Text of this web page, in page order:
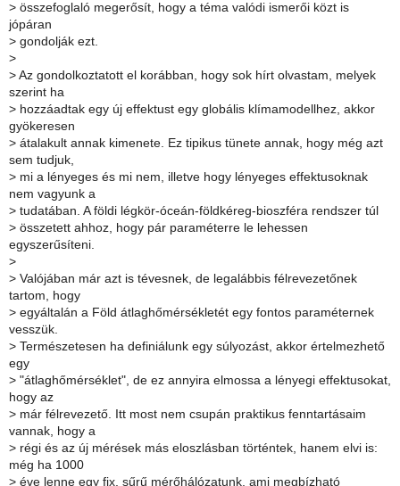
> összefoglaló megerősít, hogy a téma valódi ismerői közt is
jópáran
> gondolják ezt.
>
> Az gondolkoztatott el korábban, hogy sok hírt olvastam, melyek
szerint ha
> hozzáadtak egy új effektust egy globális klímamodellhez, akkor
gyökeresen
> átalakult annak kimenete. Ez tipikus tünete annak, hogy még azt
sem tudjuk,
> mi a lényeges és mi nem, illetve hogy lényeges effektusoknak
nem vagyunk a
> tudatában. A földi légkör-óceán-földkéreg-bioszféra rendszer túl
> összetett ahhoz, hogy pár paraméterre le lehessen
egyszerűsíteni.
>
> Valójában már azt is tévesnek, de legalábbis félrevezetőnek
tartom, hogy
> egyáltalán a Föld átlaghőmérsékletét egy fontos paraméternek
vesszük.
> Természetesen ha definiálunk egy súlyozást, akkor értelmezhető
egy
> "átlaghőmérséklet", de ez annyira elmossa a lényegi effektusokat,
hogy az
> már félrevezető. Itt most nem csupán praktikus fenntartásaim
vannak, hogy a
> régi és az új mérések más eloszlásban történtek, hanem elvi is:
még ha 1000
> éve lenne egy fix, sűrű mérőhálózatunk, ami megbízható